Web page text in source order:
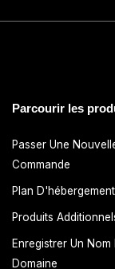
Parcourir les
Passer Une
Commande
Plan D'hébergement
Produits
Enregistrer Un Nom
Domaine